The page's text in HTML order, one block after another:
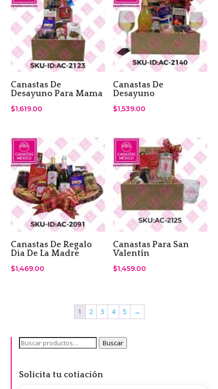
Canastas De
Desayuno Para Mama
$1,619.00
Canastas De
Desayuno
$1,539.00
Canastas De Regalo
Dia De La Madre
$1,469.00
Canastas Para San
Valentín
$1,459.00
1 2 3 4 5 →
Buscar
Buscar
Solicita tu cotiación